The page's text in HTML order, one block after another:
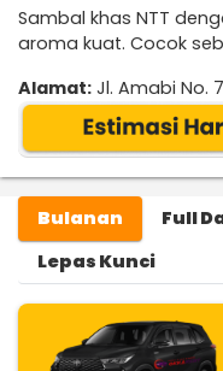
Sambal khas NTT
aroma kuat. Cocok
Alamat: Jl. Amabi No.
Bulanan Full
Lepas Kunci